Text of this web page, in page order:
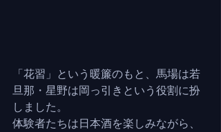
「花習」という暖簾のもと、馬場は若
旦那・星野は岡っ引きという役割に扮
しました。
体験者たちは日本酒を楽しみながら、